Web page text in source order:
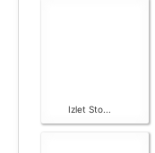
Izlet Sto...